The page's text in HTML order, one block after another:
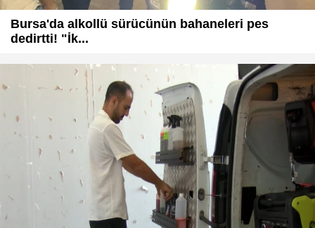
Bursa'da alkollü sürücünün bahaneleri pes
dedirtti! "İk...